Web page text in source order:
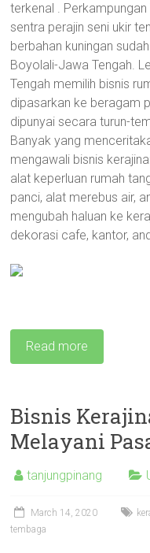
terkenal .
sentra perajin seni ukir
berbahan kuningan
Boyolali-Jawa Tengah.
Tengah memilih bisnis
dipasarkan ke beragam
dipunyai secara turun-
Banyak yang
mengawali bisnis
alat keperluan rumah
panci, alat merebus air,
mengubah haluan ke
dekorasi cafe, kantor,
Read more
Bisnis
Melayani
tanjungpinang
March 14, 2020
tembaga